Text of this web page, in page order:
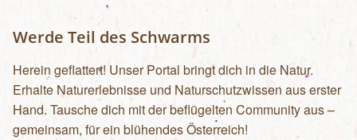
Werde Teil des Schwarms
Herein geflattert! Unser Portal bringt dich in die Natur.
Erhalte Naturerlebnisse und Naturschutzwissen aus erster
Hand. Tausche dich mit der beflügelten Community aus –
gemeinsam, für ein blühendes Österreich!